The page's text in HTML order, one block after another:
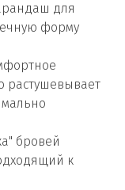
для
форму
растушевывает
бровей
к